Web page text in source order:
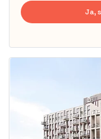
Ja,
Om kans te
maken moet je
binnen 15
minuten